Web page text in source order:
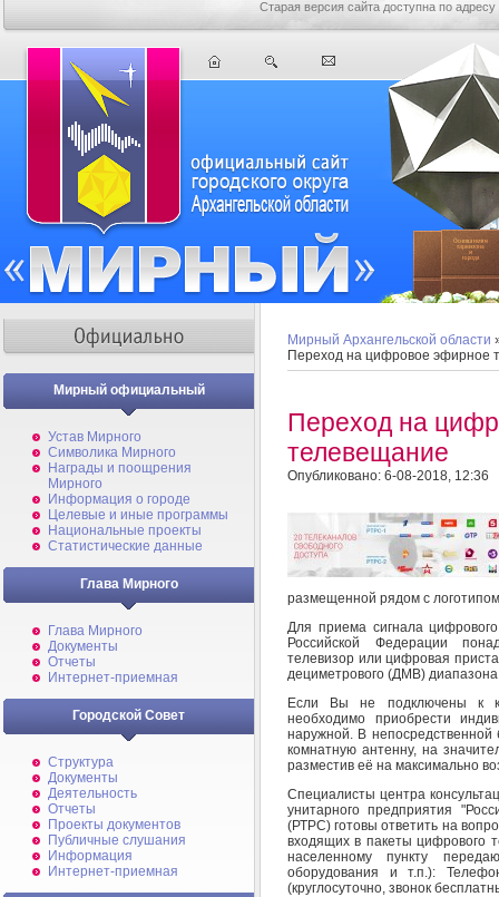
Старая версия сайта доступна по адресу
Мирный официальный
Устав Мирного
Символика Мирного
Награды и поощрения
Мирного
Информация о городе
Целевые и иные программы
Национальные проекты
Статистические данные
Глава Мирного
Глава Мирного
Документы
Отчеты
Интернет-приемная
Городской Совет
Структура
Документы
Деятельность
Отчеты
Проекты документов
Публичные слушания
Информация
Интернет-приемная
Мирный Архангельской области
Переход на цифровое эфирное
Переход на
телевещание
Опубликовано: 6-08-2018, 12:36
размещенной рядом с
Для приема сигнала
Российской Федерации
телевизор или цифровая
дециметрового (ДМВ)
Если Вы не подключены к
необходимо приобрести
наружной. В непосредственной
комнатную антенну, на
разместив её на максимально
Специалисты центра
унитарного предприятия
(РТРС) готовы ответить на
входящих в пакеты цифрового
населенному пункту
оборудования и т.п.):
(круглосуточно, звонок